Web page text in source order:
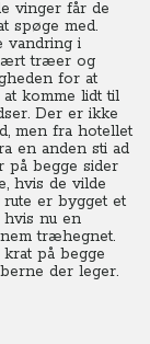
vinger får de
spøge med.
vandring i
træer og
for at
komme lidt til
Der er ikke
men fra hotellet
en anden sti ad
på begge sider
hvis de vilde
er bygget et
hvis nu en
træhegnet.
på begge
der leger.